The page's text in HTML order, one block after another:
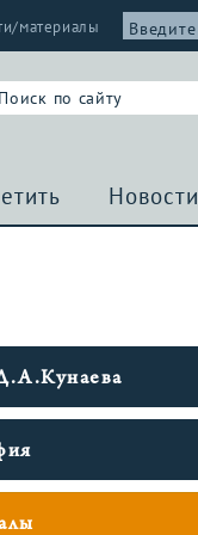
материалы
Новости